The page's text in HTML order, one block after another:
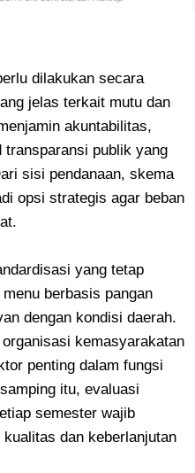
dilakukan secara
jelas terkait mutu dan
akuntabilitas,
transparansi publik yang
sisi pendanaan, skema
opsi strategis agar beban
yang tetap
berbasis pangan
dengan kondisi daerah.
kemasyarakatan
penting dalam fungsi
itu, evaluasi
semester wajib
dan keberlanjutan